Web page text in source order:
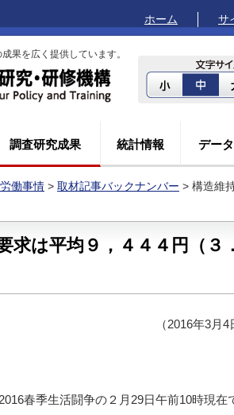
ホーム サ
果を広く提供しています。
調査研究成果 統計情報 デー
働事情 > 取材記事バックナンバー > 構造維
求は平均９，４４４円（３
（2016年3月
春季生活闘争の２月29日午前10時現在